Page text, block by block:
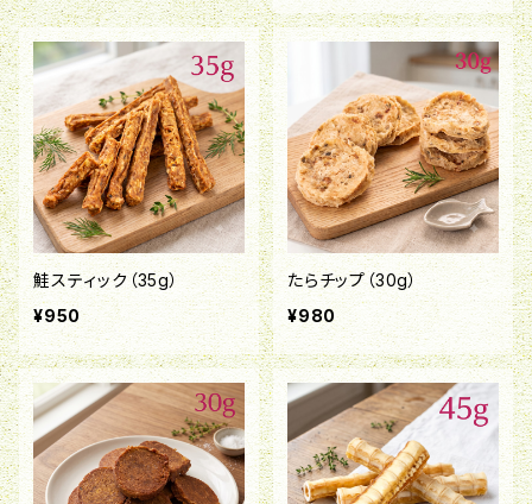
鮭スティック（35g）
¥950
たらチップ（30g）
¥980